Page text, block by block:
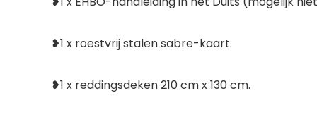
❥1 x roestvrij stalen sabre-kaart.
❥1 x reddingsdeken 210 cm x 130 cm.